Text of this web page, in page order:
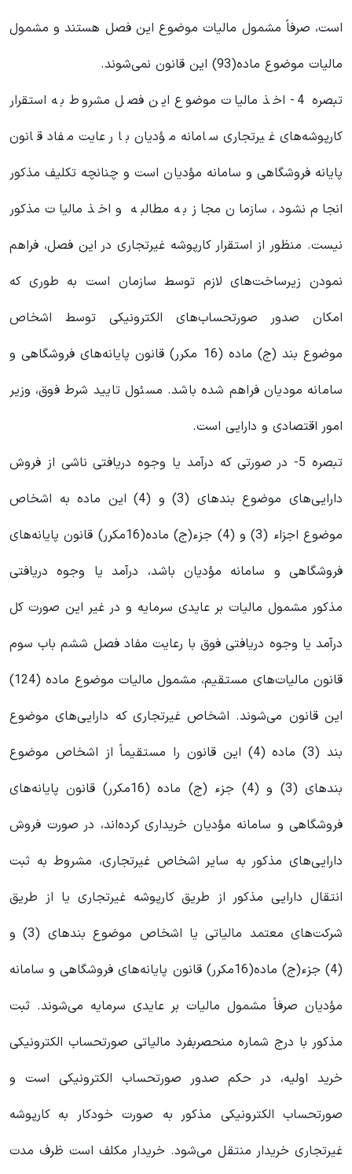
است، صرفاً مشمول مالیات موضوع این فصل هستند و مشمول
مالیات موضوع ماده(93) این قانون نمی‌شوند.
تبصره 4- اخذ مالیات موضوع این فصل مشروط به استقرار
کارپوشه‌های غیرتجاری سامانه مؤدیان با رعایت مفاد قانون
پایانه فروشگاهی و سامانه مؤدیان است و چنانچه تکلیف مذکور
انجام نشود، سازمان مجاز به مطالبه و اخذ مالیات مذکور
نیست. منظور از استقرار کارپوشه غیرتجاری در این فصل، فراهم
نمودن زیرساخت‌های لازم توسط سازمان است به طوری که
امکان صدور صورتحساب‌های الکترونیکی توسط اشخاص
موضوع بند (ج) ماده (16 مکرر) قانون پایانه‌های فروشگاهی و
سامانه مودیان فراهم شده باشد. مسئول تایید شرط فوق، وزیر
امور اقتصادی و دارایی است.
تبصره 5- در صورتی که درآمد یا وجوه دریافتی ناشی از فروش
دارایی‌های موضوع بندهای (3) و (4) این ماده به اشخاص
موضوع اجزاء (3) و (4) جزء(ج) ماده(16مکرر) قانون پایانه‌های
فروشگاهی و سامانه مؤدیان باشد، درآمد یا وجوه دریافتی
مذکور مشمول مالیات بر عایدی سرمایه و در غیر این صورت کل
درآمد یا وجوه دریافتی فوق با رعایت مفاد فصل ششم باب سوم
قانون مالیات‌های مستقیم، مشمول مالیات موضوع ماده (124)
این قانون می‌شوند. اشخاص غیرتجاری که دارایی‌های موضوع
بند (3) ماده (4) این قانون را مستقیماً از اشخاص موضوع
بندهای (3) و (4) جزء (ج) ماده (16مکرر) قانون پایانه‌های
فروشگاهی و سامانه مؤدیان خریداری کرده‌اند، در صورت فروش
دارایی‌های مذکور به سایر اشخاص غیرتجاری، مشروط به ثبت
انتقال دارایی مذکور از طریق کارپوشه غیرتجاری یا از طریق
شرکت‌های معتمد مالیاتی یا اشخاص موضوع بندهای (3) و
(4) جزء(ج) ماده(16مکرر) قانون پایانه‌های فروشگاهی و سامانه
مؤدیان صرفاً مشمول مالیات بر عایدی سرمایه می‌شوند. ثبت
مذکور با درج شماره منحصربفرد مالیاتی صورتحساب الکترونیکی
خرید اولیه، در حکم صدور صورتحساب الکترونیکی است و
صورتحساب الکترونیکی مذکور به صورت خودکار به کارپوشه
غیرتجاری خریدار منتقل می‌شود. خریدار مکلف است ظرف مدت